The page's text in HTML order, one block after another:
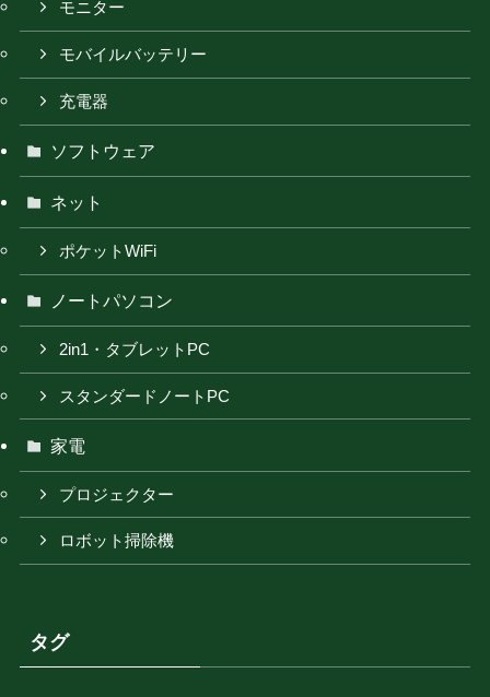
モニター
モバイルバッテリー
充電器
ソフトウェア
ネット
ポケットWiFi
ノートパソコン
2in1・タブレットPC
スタンダードノートPC
家電
プロジェクター
ロボット掃除機
タグ